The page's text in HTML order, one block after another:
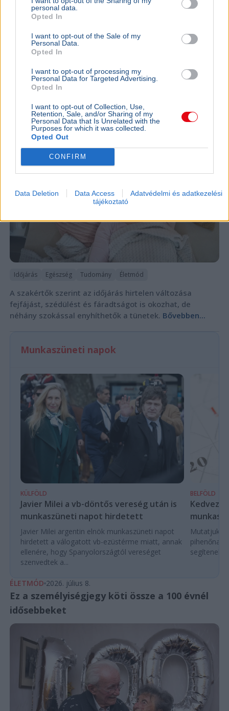
personal data.
Opted In
I want to opt-out of the Sale of my
Personal Data.
Opted In
I want to opt-out of processing my
Personal Data for Targeted Advertising.
Opted In
I want to opt-out of Collection, Use,
Retention, Sale, and/or Sharing of my
Personal Data that Is Unrelated with the
Purposes for which it was collected.
Opted Out
CONFIRM
Data Deletion Data Access
Adatvédelmi és adatkezelési
tájékoztató
Tisztifőorvos
az állatgyógyászati féreghajtók emberi
daganatkezelésben való alkalmazása veszélyes és
ÉLETMÓD 2026. július 15.
Fejfájás és fáradtság: szakértők szerint az
időjárás állhat a tünetek mögött
Időjárás Egészség Tudomány Életmód
A szakértők szerint az időjárás hirtelen változása
fejfájást, szédülést és fáradtságot is okozhat, de
néhány szokással enyhíthetők a tünetek. Bővebben...
Munkaszüneti napok
KÜLFÖLD
Javier Milei a vb-döntős vereség után is
munkaszüneti napot hirdetett
Javier Milei argentin elnök munkaszüneti napot
hirdetett a válogatott vb-ezüstérme miatt, annak
ellenére, hogy Spanyolországtól vereséget
szenvedtek a...
BELFÖLD
Kedvező
Mutatjuk a
segítenek
ÉLETMÓD 2026. július 8.
Ez a személyiségjegy köti össze a 100 évnél
idősebbeket